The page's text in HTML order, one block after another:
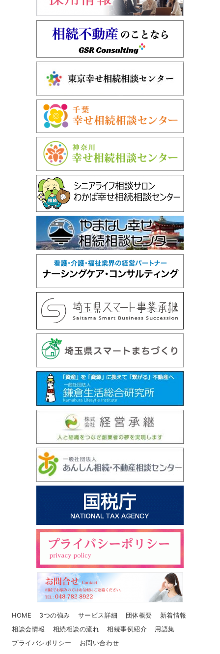
HOME 3つの強み サービス詳細 団体概要
新着情報
相談会情報
相続相談の流れ 相続事例紹介
用語集
プライバシポリシー
お問い合わせ